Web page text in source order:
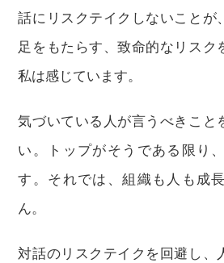
話にリスクテイクしないことが
足をもたらす、致命的なリスク
私は感じています。
気づいている人が言うべきこと
い。トップがそうである限り
す。それでは、組織も人も成
ん。
対話のリスクテイクを回避し、